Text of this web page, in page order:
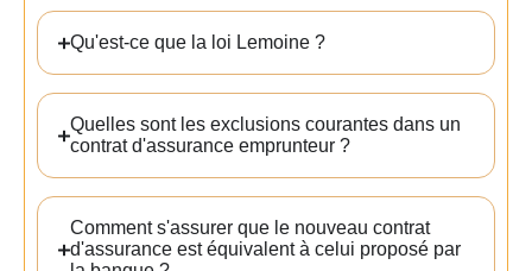
Qu'est-ce que la loi Lemoine ?
Quelles sont les exclusions courantes dans un
contrat d'assurance emprunteur ?
Comment s'assurer que le nouveau contrat
d'assurance est équivalent à celui proposé par
On vous
recontacte